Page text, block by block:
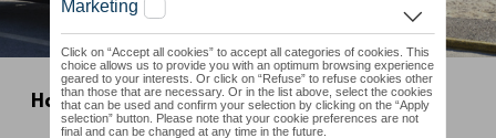
Home Seat Roues été